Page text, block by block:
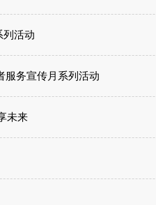
列活动
服务宣传月系列活动
未来